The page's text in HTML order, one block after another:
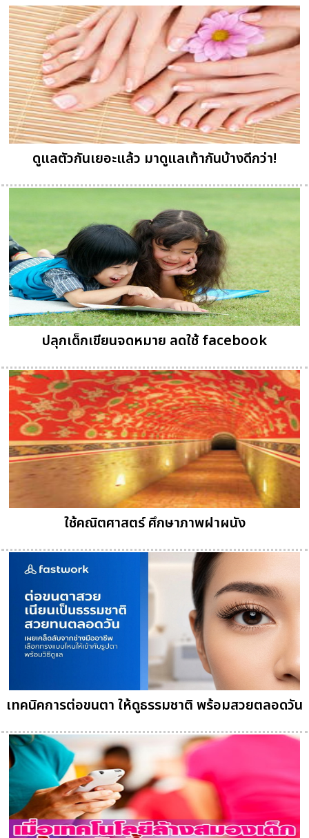
ดูแลตัวกันเยอะแล้ว มาดูแลเท้ากันบ้างดีกว่า!
ปลุกเด็กเขียนจดหมาย ลดใช้ facebook
ใช้คณิตศาสตร์ ศึกษาภาพฝาผนัง
เทคนิคการต่อขนตา ให้ดูธรรมชาติ พร้อมสวยตลอดวัน